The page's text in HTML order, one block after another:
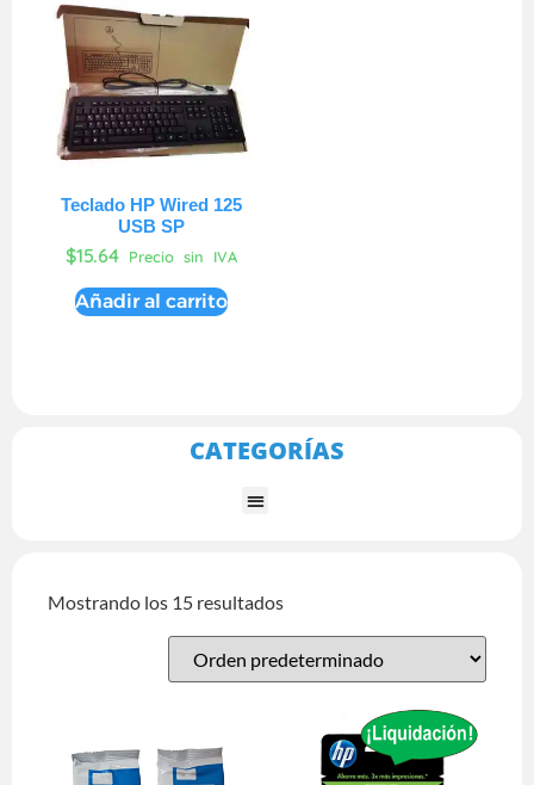
Teclado HP Wired 125
USB SP
$15.64 Precio sin IVA
Añadir al carrito
CATEGORÍAS
Mostrando los 15 resultados